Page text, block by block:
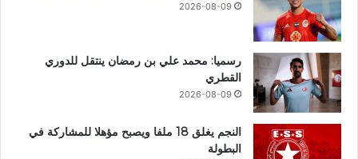
2026-08-09
رسميا: محمد علي بن رمضان ينتقل للدوري
القطري
2026-08-09
النجم يغلق 18 ملفا ويصبح مؤهلا للمشاركة في
البطولة